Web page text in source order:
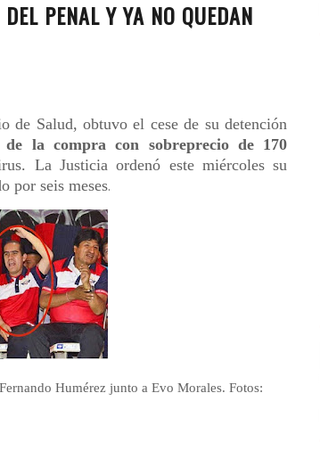
PENAL Y YA NO QUEDAN
de Salud, obtuvo el cese de su detención
la compra con sobreprecio de 170
La Justicia ordenó este miércoles su
por seis meses.
Humérez junto a Evo Morales. Fotos: